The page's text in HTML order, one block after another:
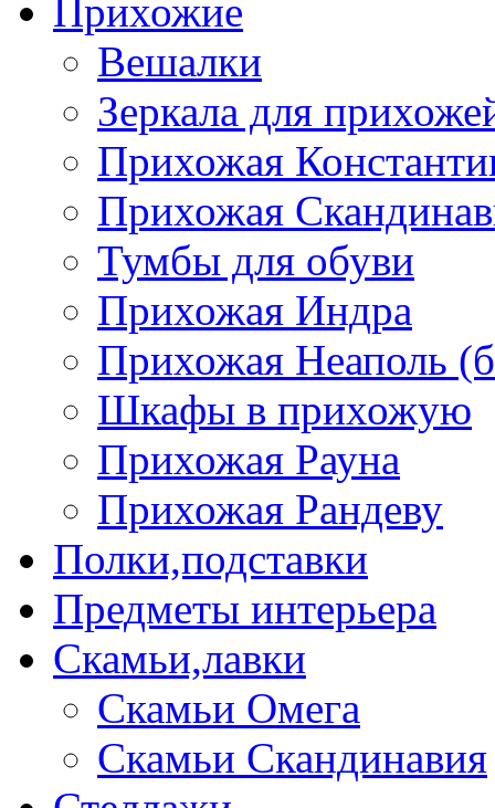
Прихожие
Вешалки
Зеркала для
Прихожая
Прихожая
Тумбы для обуви
Прихожая Индра
Прихожая Неаполь
Шкафы в прихожую
Прихожая Рауна
Прихожая Рандеву
Полки,подставки
Предметы интерьера
Скамьи,лавки
Скамьи Омега
Скамьи Скандинавия